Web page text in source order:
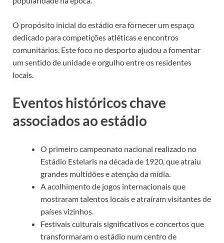
O propósito inicial do estádio era fornecer um espaço
dedicado para competições atléticas e encontros
comunitários. Este foco no desporto ajudou a fomentar
um sentido de unidade e orgulho entre os residentes
locais.
Eventos históricos chave
associados ao estádio
O primeiro campeonato nacional realizado no
Estádio Estelaris na década de 1920, que atraiu
grandes multidões e atenção da mídia.
A acolhimento de jogos internacionais que
mostraram talentos locais e atraíram visitantes de
países vizinhos.
Festivais culturais significativos e concertos que
transformaram o estádio num centro de